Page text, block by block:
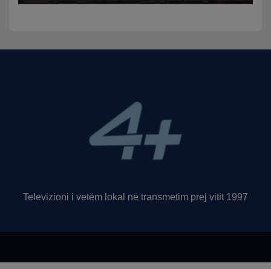
Televizioni i vetëm lokal në transmetim prej vitit 1997